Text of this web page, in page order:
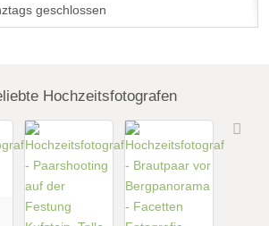
geschlossen
Hochzeitsfotografen